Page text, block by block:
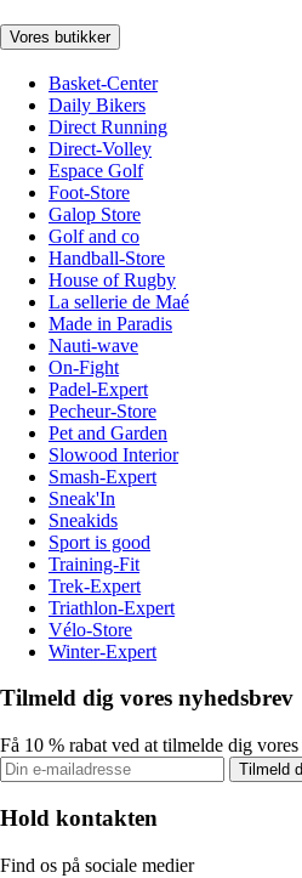
Vores butikker
Basket-Center
Daily Bikers
Direct Running
Direct-Volley
Espace Golf
Foot-Store
Galop Store
Golf and co
Handball-Store
House of Rugby
La sellerie de Maé
Made in Paradis
Nauti-wave
On-Fight
Padel-Expert
Pecheur-Store
Pet and Garden
Slowood Interior
Smash-Expert
Sneak'In
Sneakids
Sport is good
Training-Fit
Trek-Expert
Triathlon-Expert
Vélo-Store
Winter-Expert
Tilmeld dig vores nyhedsbrev
Få 10 % rabat ved at tilmelde dig
Tilmeld
Hold kontakten
Find os på sociale medier